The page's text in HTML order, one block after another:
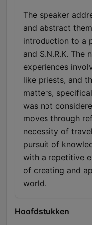
The speaker
and abstract
introduction to a
and S.N.R.K. The
experiences
like priests, and
matters,
was not
moves through
necessity of
pursuit of
with a repetitive
of creating and
world.
Hoofdstukken